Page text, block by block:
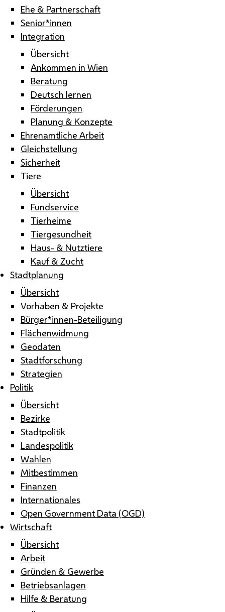
Ehe & Partnerschaft
Senior*innen
Integration
Übersicht
Ankommen in Wien
Beratung
Deutsch lernen
Förderungen
Planung & Konzepte
Ehrenamtliche Arbeit
Gleichstellung
Sicherheit
Tiere
Übersicht
Fundservice
Tierheime
Tiergesundheit
Haus- & Nutztiere
Kauf & Zucht
Stadtplanung
Übersicht
Vorhaben & Projekte
Bürger*innen-Beteiligung
Flächenwidmung
Geodaten
Stadtforschung
Strategien
Politik
Übersicht
Bezirke
Stadtpolitik
Landespolitik
Wahlen
Mitbestimmen
Finanzen
Internationales
Open Government Data (OGD)
Wirtschaft
Übersicht
Arbeit
Gründen & Gewerbe
Betriebsanlagen
Hilfe & Beratung